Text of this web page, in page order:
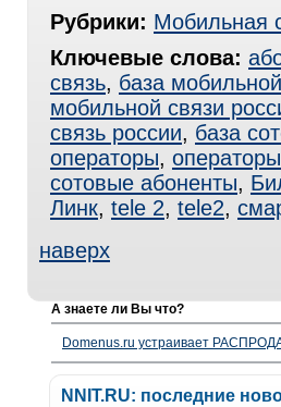
Рубрики: Мобильная
Ключевые слова:
связь, база
мобильной связи
связь россии, база
операторы,
сотовые абоненты,
Линк, tele 2, tele2,
наверх
А знаете ли Вы что?
Domenus.ru устраивает
NNIT.RU: последние